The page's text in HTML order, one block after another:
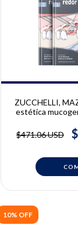
10% OFF
ZUCCHELLI,
estética
&
$471.06 USD